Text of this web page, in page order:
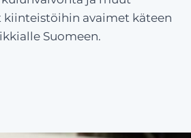
avaimet käteen
Suomeen.